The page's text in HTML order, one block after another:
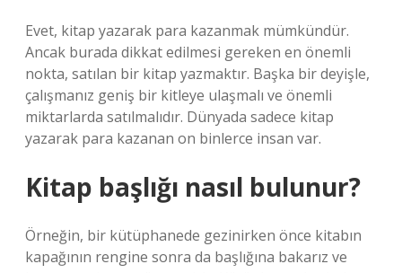
Evet, kitap yazarak para kazanmak mümkündür.
Ancak burada dikkat edilmesi gereken en önemli
nokta, satılan bir kitap yazmaktır. Başka bir deyişle,
çalışmanız geniş bir kitleye ulaşmalı ve önemli
miktarlarda satılmalıdır. Dünyada sadece kitap
yazarak para kazanan on binlerce insan var.
Kitap başlığı nasıl bulunur?
Örneğin, bir kütüphanede gezinirken önce kitabın
kapağının rengine sonra da başlığına bakarız ve